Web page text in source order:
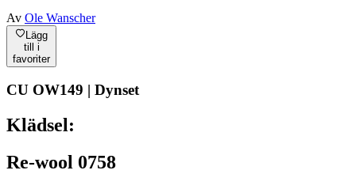
Av Ole Wanscher
Lägg
till i
favoriter
CU OW149 | Dynset
Klädsel:
Re-wool 0758